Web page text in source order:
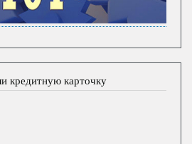
кредитную карточку